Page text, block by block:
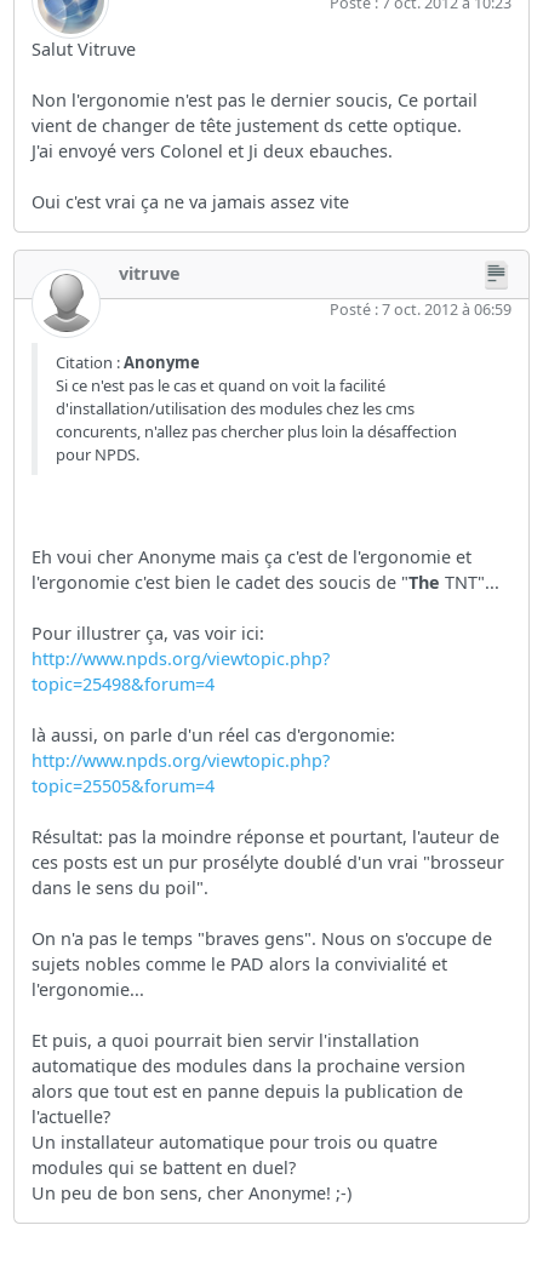
Salut Vitruve
Non l'ergonomie n'est pas le dernier soucis, Ce portail
vient de changer de tête justement ds cette optique.
J'ai envoyé vers Colonel et Ji deux ebauches.
Oui c'est vrai ça ne va jamais assez vite
vitruve
Posté : 7 oct. 2012 à 06:59
Citation :Anonyme
Si ce n'est pas le cas et quand on voit la facilité
d'installation/utilisation des modules chez les cms
concurents, n'allez pas chercher plus loin la désaffection
pour NPDS.
Eh voui cher Anonyme mais ça c'est de l'ergonomie et
l'ergonomie c'est bien le cadet des soucis de "The TNT"...
Pour illustrer ça, vas voir ici:
http://www.npds.org/viewtopic.php?
topic=25498&forum=4
là aussi, on parle d'un réel cas d'ergonomie:
http://www.npds.org/viewtopic.php?
topic=25505&forum=4
Résultat: pas la moindre réponse et pourtant, l'auteur de
ces posts est un pur prosélyte doublé d'un vrai "brosseur
dans le sens du poil".
On n'a pas le temps "braves gens". Nous on s'occupe de
sujets nobles comme le PAD alors la convivialité et
l'ergonomie...
Et puis, a quoi pourrait bien servir l'installation
automatique des modules dans la prochaine version
alors que tout est en panne depuis la publication de
l'actuelle?
Un installateur automatique pour trois ou quatre
modules qui se battent en duel?
Un peu de bon sens, cher Anonyme! ;-)